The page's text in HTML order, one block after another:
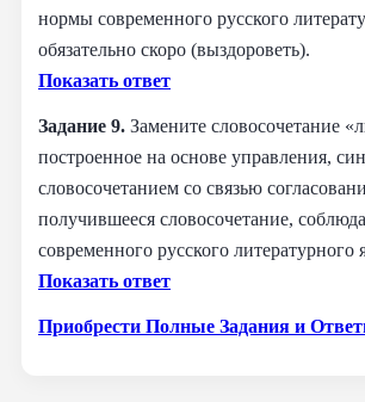
нормы современного русского
обязательно скоро (выздороветь).
Показать ответ
Задание 9. Замените словосочетание
построенное на основе управления,
словосочетанием со связью
получившееся словосочетание,
современного русского литературного
Показать ответ
Приобрести Полные Задания и